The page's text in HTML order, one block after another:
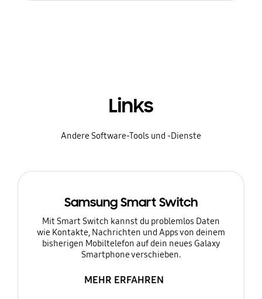
Links
Andere Software-Tools und -Dienste
Samsung Smart Switch
Mit Smart Switch kannst du problemlos Daten
wie Kontakte, Nachrichten und Apps von deinem
bisherigen Mobiltelefon auf dein neues Galaxy
Smartphone verschieben.
MEHR ERFAHREN